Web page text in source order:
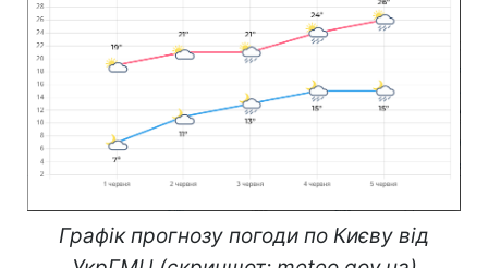
Графік прогнозу погоди по Києву від